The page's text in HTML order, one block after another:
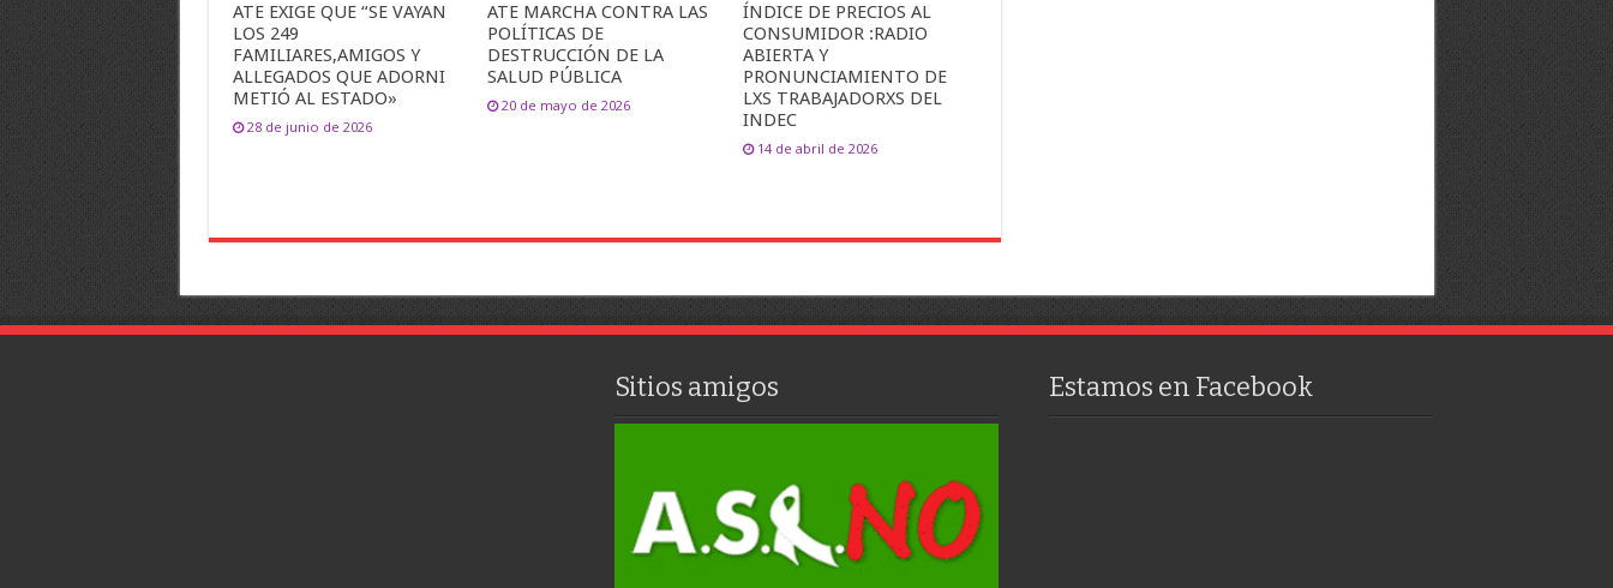
ATE EXIGE QUE “SE VAYAN
LOS 249
FAMILIARES,AMIGOS Y
ALLEGADOS QUE ADORNI
METIÓ AL ESTADO»
28 de junio de 2026
ATE MARCHA CONTRA LAS
POLÍTICAS DE
DESTRUCCIÓN DE LA
SALUD PÚBLICA
20 de mayo de 2026
ÍNDICE DE PRECIOS AL
CONSUMIDOR :RADIO
ABIERTA Y
PRONUNCIAMIENTO DE
LXS TRABAJADORXS DEL
INDEC
14 de abril de 2026
Sitios amigos Estamos en Facebook